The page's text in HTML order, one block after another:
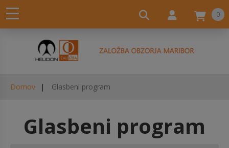
0
Domov Glasbeni program
Glasbeni program